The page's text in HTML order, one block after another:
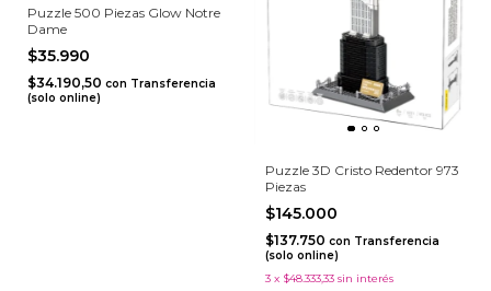
Puzzle 500 Piezas Glow Notre
Dame
$35.990
$34.190,50 con Transferencia
(solo online)
Puzzle 3D Cristo Redentor 973
Piezas
$145.000
$137.750 con Transferencia
(solo online)
3 x $48.333,33 sin interés